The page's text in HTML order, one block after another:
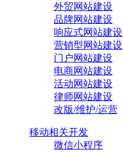
外贸网站建设
品牌网站建设
响应式网站建设
营销型网站建设
门户网站建设
电商网站建设
活动网站建设
律师网站建设
改版/维护/运营
移动相关开发
微信小程序